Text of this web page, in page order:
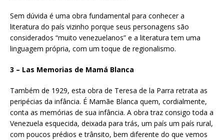
Sem dúvida é uma obra fundamental para conhecer a
literatura do país vizinho porque seus personagens são
considerados “muito venezuelanos” e a literatura tem uma
linguagem própria, com um toque de regionalismo.
3 – Las Memorias de Mamá Blanca
Também de 1929, esta obra de Teresa de la Parra retrata as
peripécias da infância. É Mamãe Blanca quem, cordialmente,
conta as memórias de sua infância. A obra traz consigo toda a
Venezuela esquecida, deixada para trás, um país um país rural,
com poucos prédios e trânsito, bem diferente do que vemos